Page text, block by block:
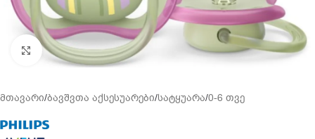
გადიდება
მთავარი/ბავშვთა აქსესუარები/სატყუარა/0-6 თვე